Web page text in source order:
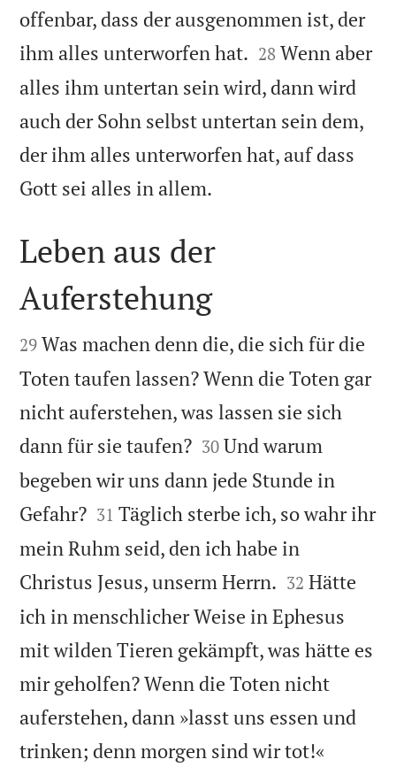
offenbar, dass der ausgenommen ist, der
ihm alles unterworfen hat. 

28 Wenn aber
alles ihm untertan sein wird, dann wird
auch der Sohn selbst untertan sein dem,
der ihm alles unterworfen hat, auf dass
Gott sei alles in allem.

Leben aus der
Auferstehung

29 Was machen denn die, die sich für die
Toten taufen lassen? Wenn die Toten gar
nicht auferstehen, was lassen sie sich
dann für sie taufen?
30 Und warum
begeben wir uns dann jede Stunde in
Gefahr?
31 Täglich sterbe ich, so wahr ihr
mein Ruhm seid, den ich habe in
Christus Jesus, unserm Herrn. 

32 Hätte
ich in menschlicher Weise in Ephesus
mit wilden Tieren gekämpft, was hätte es
mir geholfen? Wenn die Toten nicht
auferstehen, dann »lasst uns essen und
trinken; denn morgen sind wir tot!«